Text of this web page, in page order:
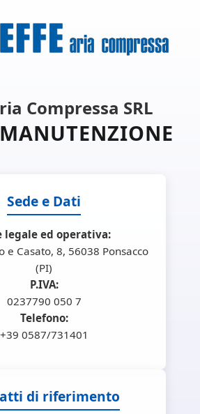
Compressa SRL
Sede e Dati
legale ed operativa:
e Casato, 8, 56038 Ponsacco
(PI)
P.IVA:
0237790 050 7
Telefono:
+39 0587/731401
di riferimento